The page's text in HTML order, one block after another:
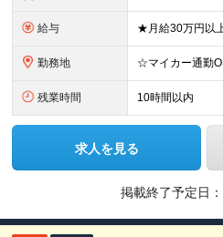
給与
勤務地
残業時間 10時間以内
求人を見る
掲載終了予定日：